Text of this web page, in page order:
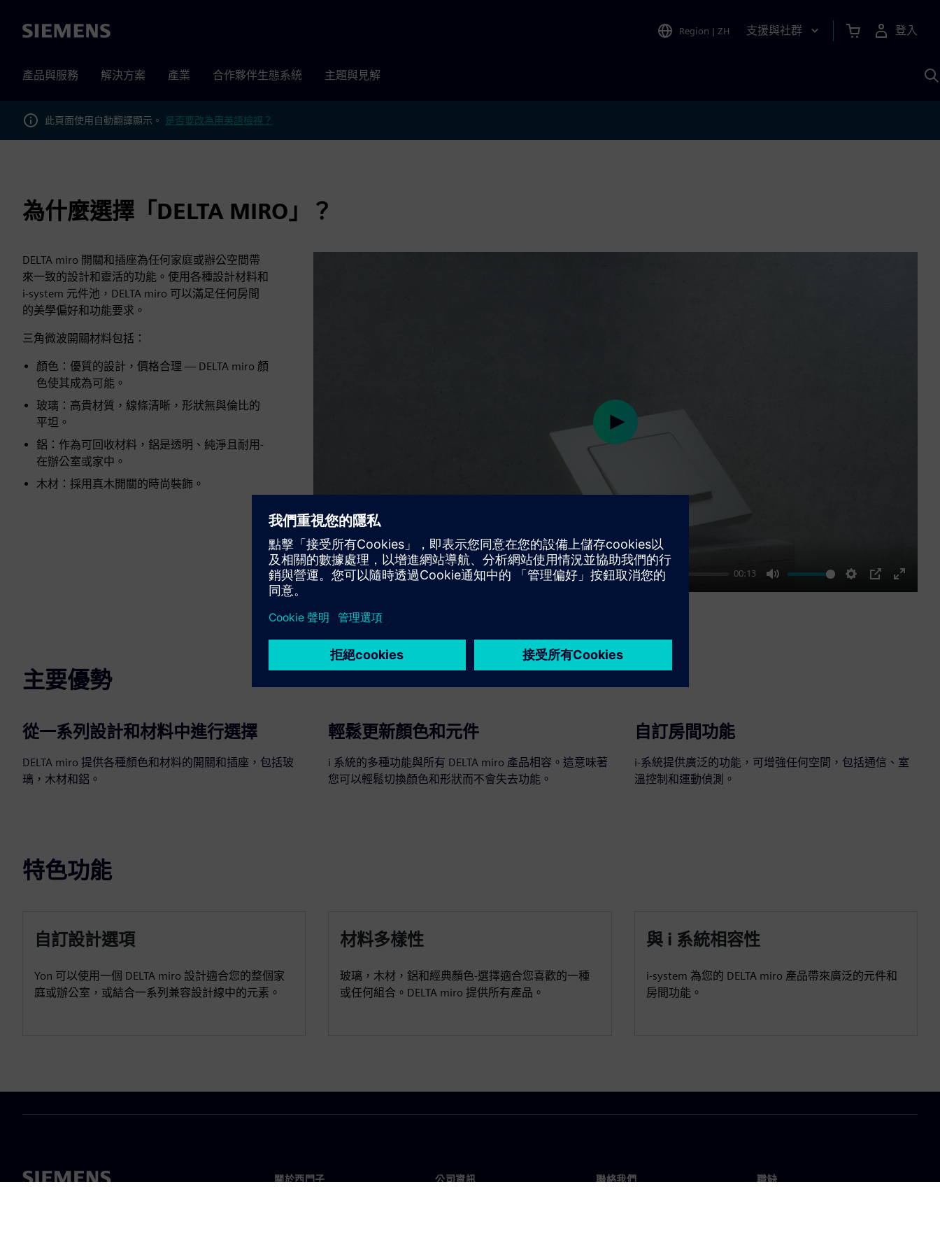
Siemens Region | ZH 支援與社群 登入
產品與服務 解決方案 產業 合作夥伴生態系統 主題與見解
此頁面使用自動翻譯顯示。 是否要改為用英語檢視？
為什麼選擇「DELTA MIRO」？
DELTA miro 開關和插座為任何家庭或辦公空間帶
來一致的設計和靈活的功能。使用各種設計材料和
i-system 元件池，DELTA miro 可以滿足任何房間
的美學偏好和功能要求。
三角微波開關材料包括：
顏色：優質的設計，價格合理 — DELTA miro 顏
色使其成為可能。
玻璃：高貴材質，線條清晰，形狀無與倫比的
平坦。
鋁：作為可回收材料，鋁是透明、純淨且耐用-
在辦公室或家中。
木材：採用真木開關的時尚裝飾。
00:13
Mute Settings
PIP
Enter
Play
主要優勢
從一系列設計和材料中進行選擇
DELTA miro 提供各種顏色和材料的開關和插座，包括玻
璃，木材和鋁。
輕鬆更新顏色和元件
i 系統的多種功能與所有 DELTA miro 產品相容。這意味著
您可以輕鬆切換顏色和形狀而不會失去功能。
自訂房間功能
i-系統提供廣泛的功能，可增強任何空間，包括通信、室
溫控制和運動偵測。
特色功能
自訂設計選項
Yon 可以使用一個 DELTA miro 設計適合您的整個家
庭或辦公室，或結合一系列兼容設計線中的元素。
材料多樣性
玻璃，木材，鋁和經典顏色-選擇適合您喜歡的一種
或任何組合。DELTA miro 提供所有產品。
與 i 系統相容性
i-system 為您的 DELTA miro 產品帶來廣泛的元件和
房間功能。
關於西門子 公司資訊 聯絡我們 職缺